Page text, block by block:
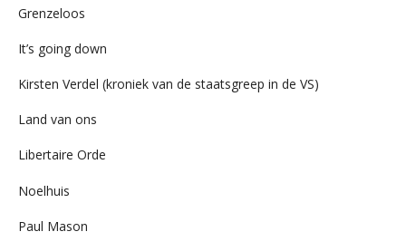
Grenzeloos
It’s going down
Kirsten Verdel (kroniek van de staatsgreep in de VS)
Land van ons
Libertaire Orde
Noelhuis
Paul Mason